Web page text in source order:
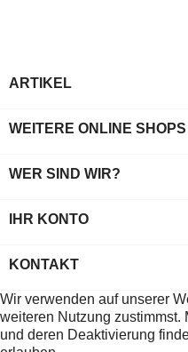
ARTIKEL
WEITERE ONLINE SHOPS
WER SIND WIR?
IHR KONTO
KONTAKT
Wir verwenden auf unserer
weiteren Nutzung zustimmst.
und deren Deaktivierung